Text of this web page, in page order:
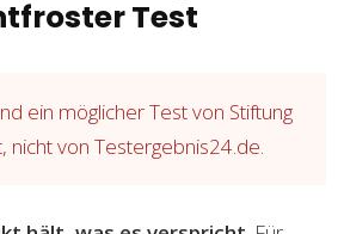
Test
ein möglicher Test von Stiftung
nicht von Testergebnis24.de.